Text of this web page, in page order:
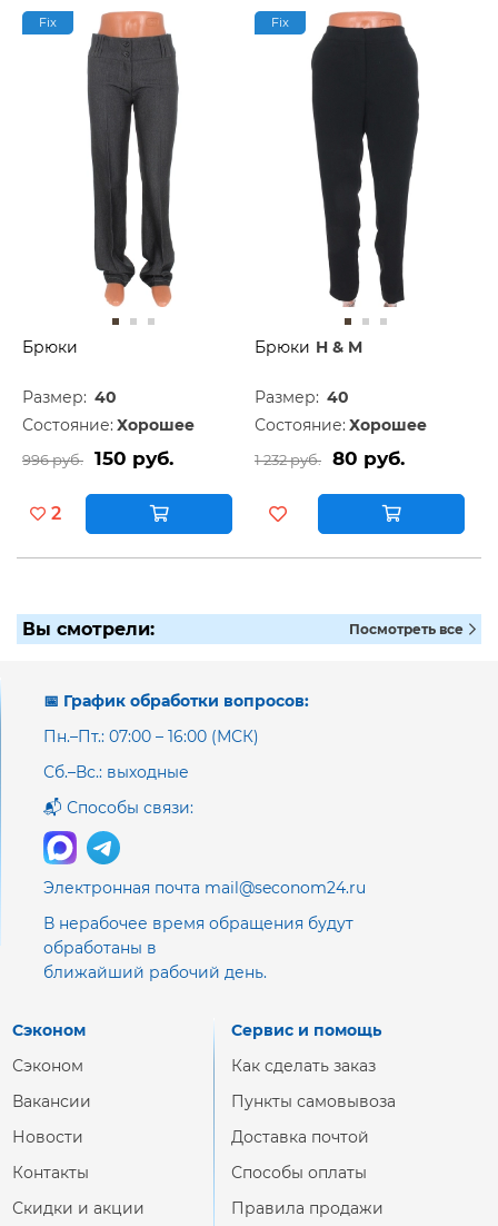
Fix
Брюки
Размер: 40
Состояние: Хорошее
996 руб. 150 руб.
2
Fix
Брюки H & M
Размер: 40
Состояние: Хорошее
1 232 руб. 80 руб.
Вы смотрели: Посмотреть все
📅 График обработки вопросов:
Пн.–Пт.: 07:00 – 16:00 (МСК)
Сб.–Вс.: выходные
📬 Способы связи:
Электронная почта mail@seconom24.ru
В нерабочее время обращения будут
обработаны в
ближайший рабочий день.
Сэконом
Сэконом
Вакансии
Новости
Контакты
Скидки и акции
Сервис и помощь
Как сделать заказ
Пункты самовывоза
Доставка почтой
Способы оплаты
Правила продажи